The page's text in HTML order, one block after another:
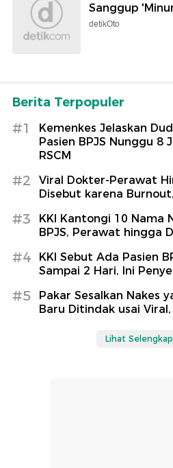
Sanggup
detikOto
Berita Terpopuler
#1
Kemenkes Jelaskan
Pasien BPJS Nunggu 8
RSCM
#2
Viral Dokter-Perawat
Disebut karena
#3
KKI Kantongi 10 Nama
BPJS, Perawat hingga
#4
KKI Sebut Ada Pasien
Sampai 2 Hari, Ini
#5
Pakar Sesalkan Nakes
Baru Ditindak usai
Lihat